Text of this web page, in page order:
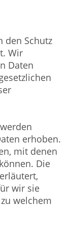
den Schutz
Wir
Daten
erhoben.
mit denen
Die
wir sie
welchem